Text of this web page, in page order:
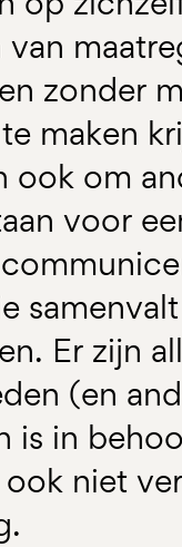
van
zonder
maken
ook om
voor
Er zijn
(en
is in
ook niet